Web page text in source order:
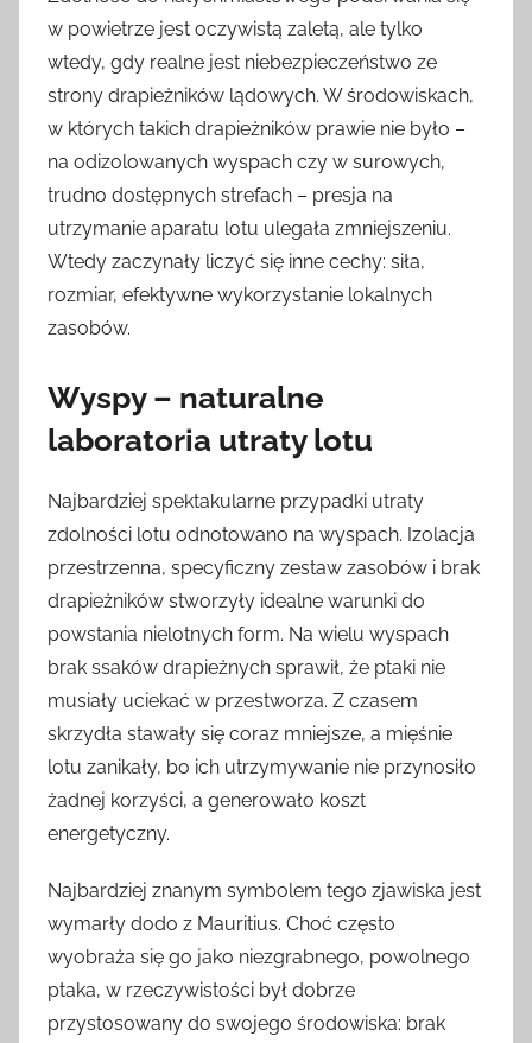
w powietrze jest oczywistą zaletą, ale tylko
wtedy, gdy realne jest niebezpieczeństwo ze
strony drapieżników lądowych. W środowiskach,
w których takich drapieżników prawie nie było –
na odizolowanych wyspach czy w surowych,
trudno dostępnych strefach – presja na
utrzymanie aparatu lotu ulegała zmniejszeniu.
Wtedy zaczynały liczyć się inne cechy: siła,
rozmiar, efektywne wykorzystanie lokalnych
zasobów.
Wyspy – naturalne
laboratoria utraty lotu
Najbardziej spektakularne przypadki utraty
zdolności lotu odnotowano na wyspach. Izolacja
przestrzenna, specyficzny zestaw zasobów i brak
drapieżników stworzyły idealne warunki do
powstania nielotnych form. Na wielu wyspach
brak ssaków drapieżnych sprawił, że ptaki nie
musiały uciekać w przestworza. Z czasem
skrzydła stawały się coraz mniejsze, a mięśnie
lotu zanikały, bo ich utrzymywanie nie przynosiło
żadnej korzyści, a generowało koszt
energetyczny.
Najbardziej znanym symbolem tego zjawiska jest
wymarły dodo z Mauritius. Choć często
wyobraża się go jako niezgrabnego, powolnego
ptaka, w rzeczywistości był dobrze
przystosowany do swojego środowiska: brak